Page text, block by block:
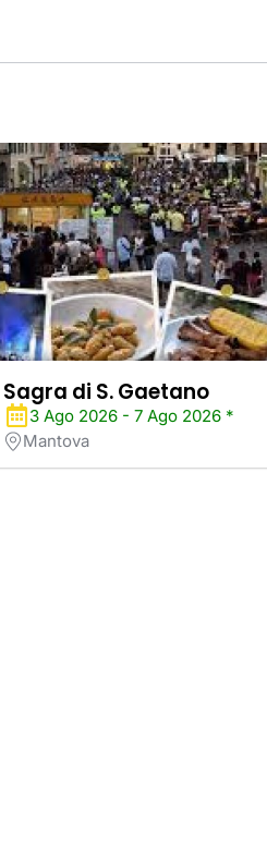
Sagra di S. Gaetano
3 Ago 2026 - 7 Ago 2026 *
Mantova